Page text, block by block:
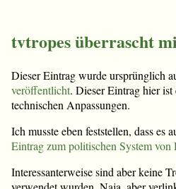
tvtropes überrascht
Dieser Eintrag wurde ursprünglich
veröffentlicht. Dieser Eintrag hier
technischen Anpassungen.
Ich musste eben feststellen, dass es
Eintrag zum politischen System von
Interessanterweise sind aber keine